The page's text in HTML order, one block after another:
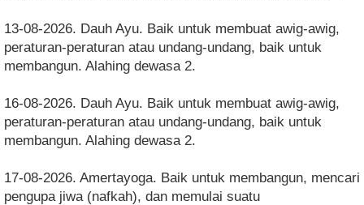
13-08-2026. Dauh Ayu. Baik untuk membuat awig-awig,
peraturan-peraturan atau undang-undang, baik untuk
membangun. Alahing dewasa 2.
16-08-2026. Dauh Ayu. Baik untuk membuat awig-awig,
peraturan-peraturan atau undang-undang, baik untuk
membangun. Alahing dewasa 2.
17-08-2026. Amertayoga. Baik untuk membangun, mencari
pengupa jiwa (nafkah), dan memulai suatu